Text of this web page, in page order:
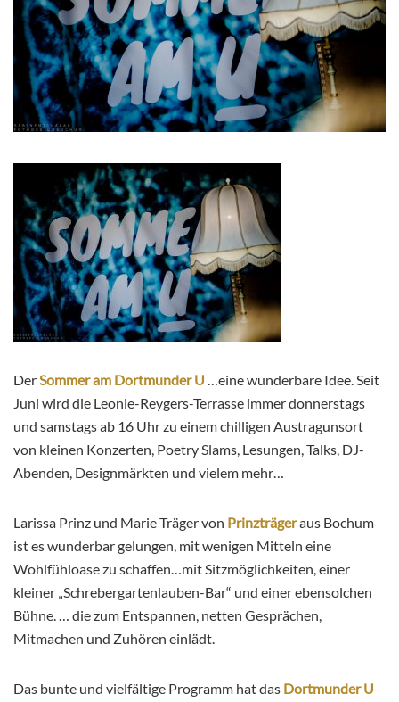
DerSommer am Dortmunder U …eine wunderbare Idee. Seit
Juni wird die Leonie-Reygers-Terrasse immer donnerstags
und samstags ab 16 Uhr zu einem chilligen Austragunsort
von kleinen Konzerten, Poetry Slams, Lesungen, Talks, DJ-
Abenden, Designmärkten und vielem mehr…
Larissa Prinz und Marie Träger von Prinzträgeraus Bochum
ist es wunderbar gelungen, mit wenigen Mitteln eine
Wohlfühloase zu schaffen…mit Sitzmöglichkeiten, einer
kleiner „Schrebergartenlauben-Bar“ und einer ebensolchen
Bühne. … die zum Entspannen, netten Gesprächen,
Mitmachen und Zuhören einlädt.
Das bunte und vielfältige Programm hat das Dortmunder U